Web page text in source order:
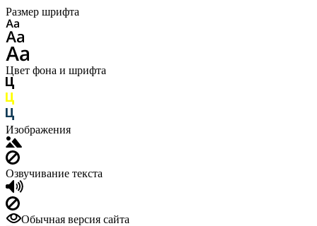
Размер шрифта
Цвет фона и шрифта
Изображения
Озвучивание текста
Обычная версия сайта